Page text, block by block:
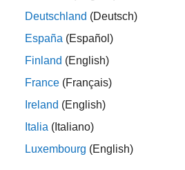
Deutschland (Deutsch)
España (Español)
Finland (English)
France (Français)
Ireland (English)
Italia (Italiano)
Luxembourg (English)